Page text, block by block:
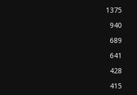
1375
940
689
641
428
415